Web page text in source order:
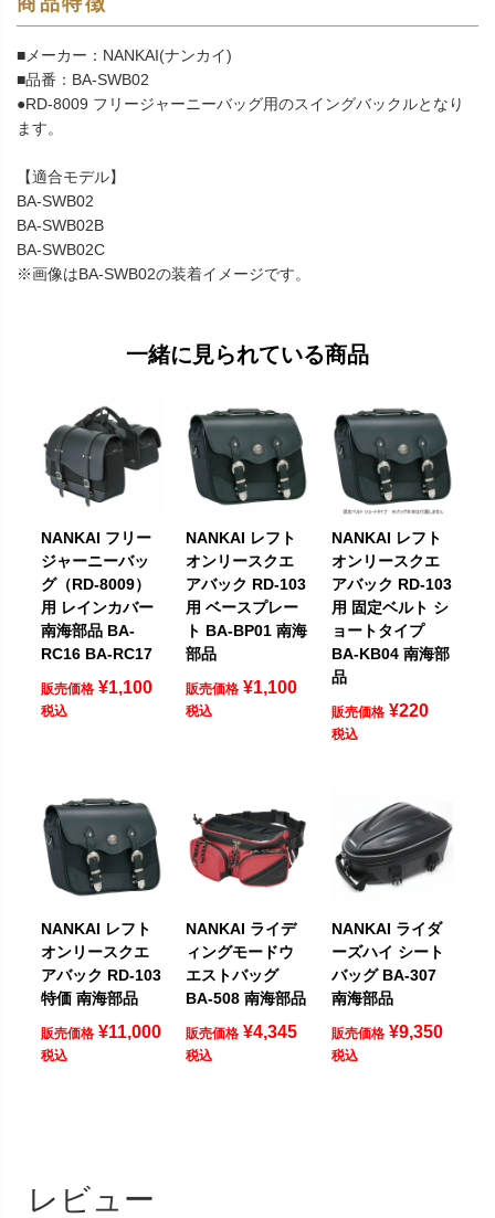
■メーカー：NANKAI(ナンカイ)
■品番：BA-SWB02
●RD-8009 フリージャーニーバッグ用のスイングバックルとなり
ます。
【適合モデル】
BA-SWB02
BA-SWB02B
BA-SWB02C
※画像はBA-SWB02の装着イメージです。
一緒に見られている商品
NANKAI フリー
ジャーニーバッ
グ（RD-8009）
用 レインカバー
南海部品 BA-
RC16 BA-RC17
販売価格 ¥1,100
税込
NANKAI レフト
オンリースクエ
アバック RD-103
用 ベースプレー
ト BA-BP01 南海
部品
販売価格 ¥1,100
税込
NANKAI レフト
オンリースクエ
アバック RD-103
用 固定ベルト シ
ョートタイプ
BA-KB04 南海部
品
販売価格 ¥220
税込
NANKAI レフト
オンリースクエ
アバック RD-103
特価 南海部品
販売価格 ¥11,000
税込
NANKAI ライデ
ィングモードウ
エストバッグ
BA-508 南海部品
販売価格 ¥4,345
税込
NANKAI ライダ
ーズハイ シート
バッグ BA-307
南海部品
販売価格 ¥9,350
税込
レビュー